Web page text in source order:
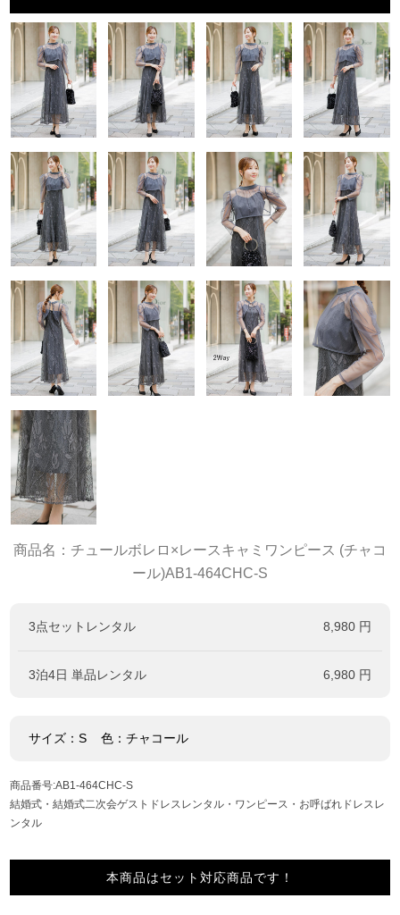
商品名：チュールボレロ×レースキャミワンピース (チャコ
ール)AB1-464CHC-S
3点セットレンタル 8,980 円
3泊4日 単品レンタル 6,980 円
サイズ：S 色：チャコール
商品番号:AB1-464CHC-S
結婚式・結婚式二次会ゲストドレスレンタル・ワンピース・お呼ばれドレスレ
ンタル
本商品はセット対応商品です！